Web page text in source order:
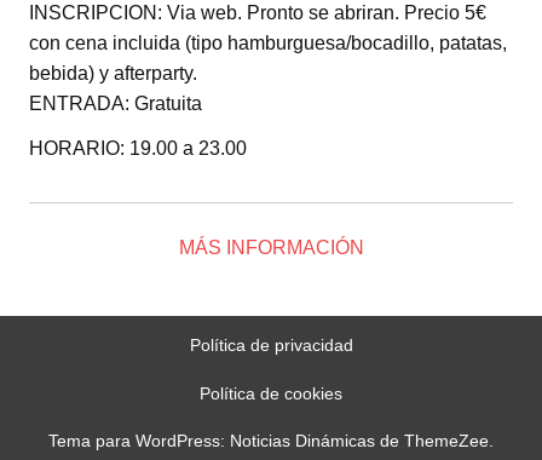
INSCRIPCION: Via web. Pronto se abriran. Precio 5€
con cena incluida (tipo hamburguesa/bocadillo, patatas,
bebida) y afterparty.
ENTRADA: Gratuita
HORARIO: 19.00 a 23.00
MÁS INFORMACIÓN
Política de privacidad
Política de cookies
Tema para WordPress: Noticias Dinámicas de ThemeZee.